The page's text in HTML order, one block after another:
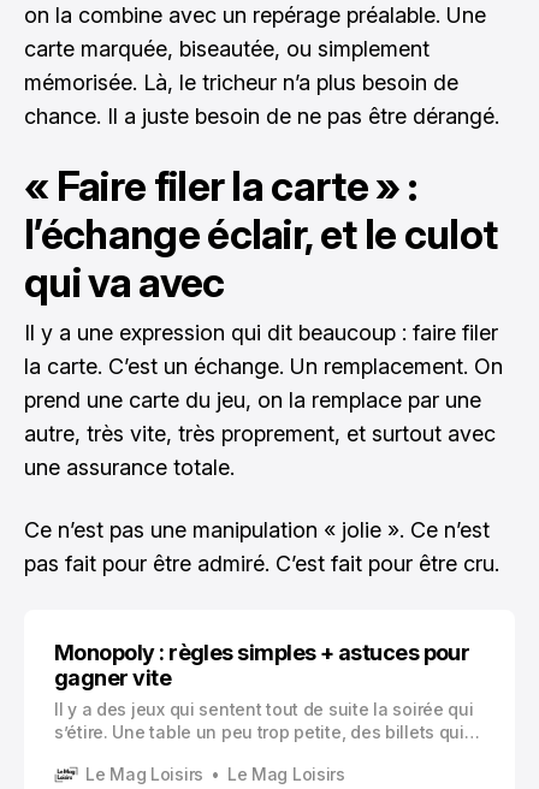
on la combine avec un repérage préalable. Une
carte marquée, biseautée, ou simplement
mémorisée. Là, le tricheur n’a plus besoin de
chance. Il a juste besoin de ne pas être dérangé.
« Faire filer la carte » :
l’échange éclair, et le culot
qui va avec
Il y a une expression qui dit beaucoup : faire filer
la carte. C’est un échange. Un remplacement. On
prend une carte du jeu, on la remplace par une
autre, très vite, très proprement, et surtout avec
une assurance totale.
Ce n’est pas une manipulation « jolie ». Ce n’est
pas fait pour être admiré. C’est fait pour être cru.
Monopoly : règles simples + astuces pour
gagner vite
Il y a des jeux qui sentent tout de suite la soirée qui
s’étire. Une table un peu trop petite, des billets qui
chapeau ou la voiture, et cette phrase qu’on entend
Le Mag Loisirs Le Mag Loisirs